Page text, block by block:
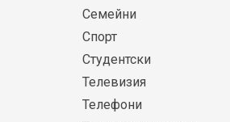
Семейни
Спорт
Студентски
Телевизия
Телефони